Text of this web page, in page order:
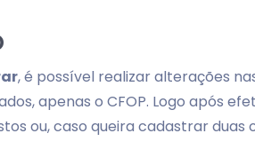
, é possível realizar alterações
apenas o CFOP. Logo após
ou, caso queira cadastrar duas